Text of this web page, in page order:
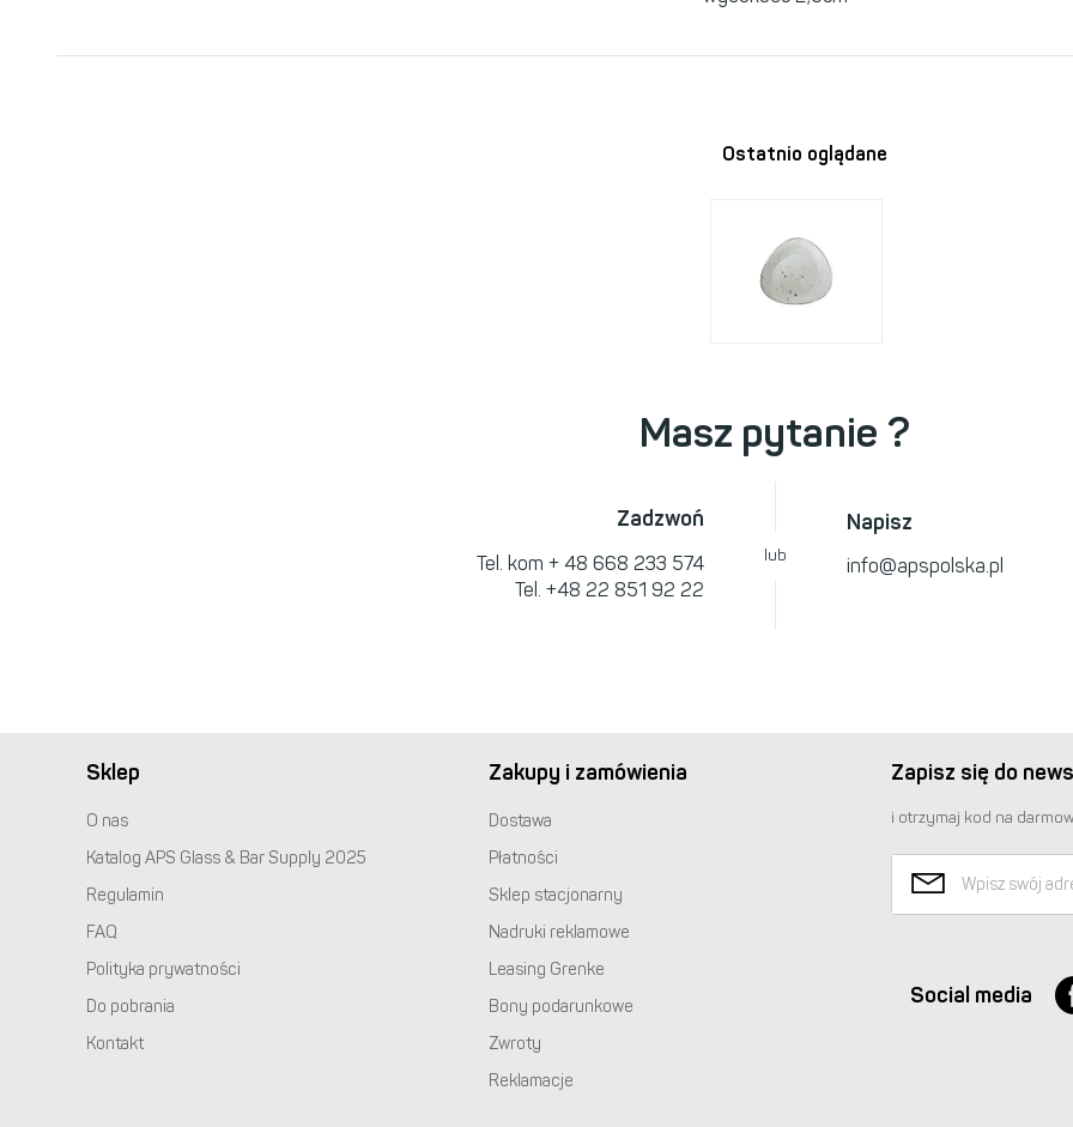
Ostatnio oglądane
Masz pytanie ?
Zadzwoń
Tel. kom + 48 668 233 574
Tel. +48 22 851 92 22
lub
Napisz
info@apspolska.pl
Sklep
O nas
Katalog APS Glass & Bar Supply 2025
Regulamin
FAQ
Polityka prywatności
Do pobrania
Kontakt
Zakupy i zamówienia
Dostawa
Płatności
Sklep stacjonarny
Nadruki reklamowe
Leasing Grenke
Bony podarunkowe
Zwroty
Reklamacje
Zapisz się do
i otrzymaj kod na
Social media